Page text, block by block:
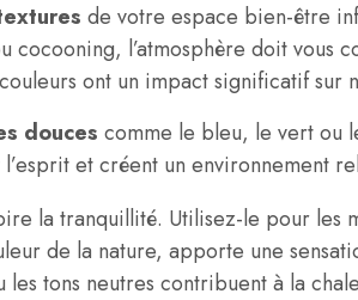
de votre espace bien-être
cocooning, l’atmosphère doit vous
ont un impact significatif sur
douces comme le bleu, le vert ou
et créent un environnement
la tranquillité. Utilisez-le pour les
de la nature, apporte une
les tons neutres contribuent à la